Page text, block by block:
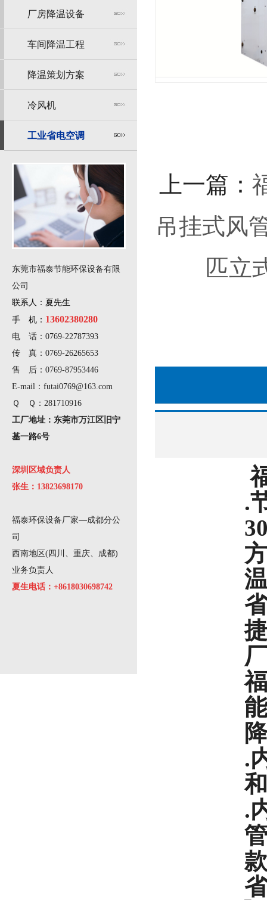
厂房降温设备
车间降温工程
降温策划方案
冷风机
工业省电空调
东莞市福泰节能环保设备有限
公司
联系人：夏先生
手 机： 13602380280
电 话：0769-22787393
传 真：0769-26265653
售 后：0769-87953446
E-mail：futai0769@163.com
Ｑ Ｑ：281710916
工厂地址：东莞市万江区旧宁
基一路6号
深圳区域负责人
张生：13823698170
福泰环保设备厂家—成都分公
司
西南地区(四川、重庆、成都)
业务负责人
夏生电话：+8618030698742
上一篇：
吊挂式风
匹立
.
.
.